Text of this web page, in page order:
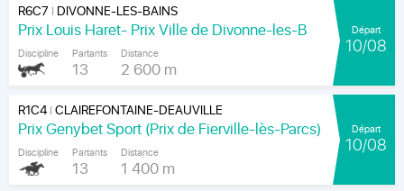
R6C7 | DIVONNE-LES-BAINS
Prix Louis Haret- Prix Ville de Divonne-les-B
Discipline Partants
13
Distance
2 600 m
Départ
10/08
R1C4|CLAIREFONTAINE-DEAUVILLE
Prix Genybet Sport (Prix de Fierville-lès-Parcs)
Discipline Partants
13
Distance
1 400 m
Départ
10/08